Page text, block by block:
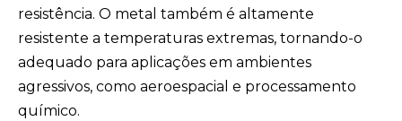
resistência. O metal também é altamente
resistente a temperaturas extremas, tornando-o
adequado para aplicações em ambientes
agressivos, como aeroespacial e processamento
químico.